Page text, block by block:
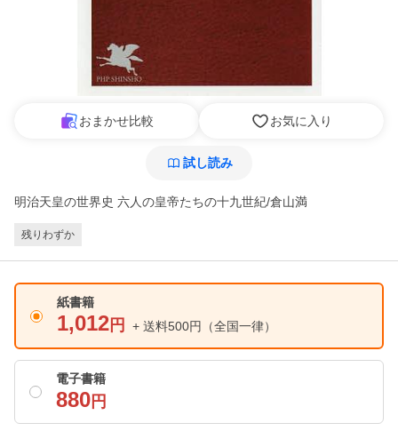
おまかせ比較 お気に入り
試し読み
明治天皇の世界史 六人の皇帝たちの十九世紀/倉山満
残りわずか
紙書籍
1,012 円 + 送料500円 （全国一律）
電子書籍
880 円